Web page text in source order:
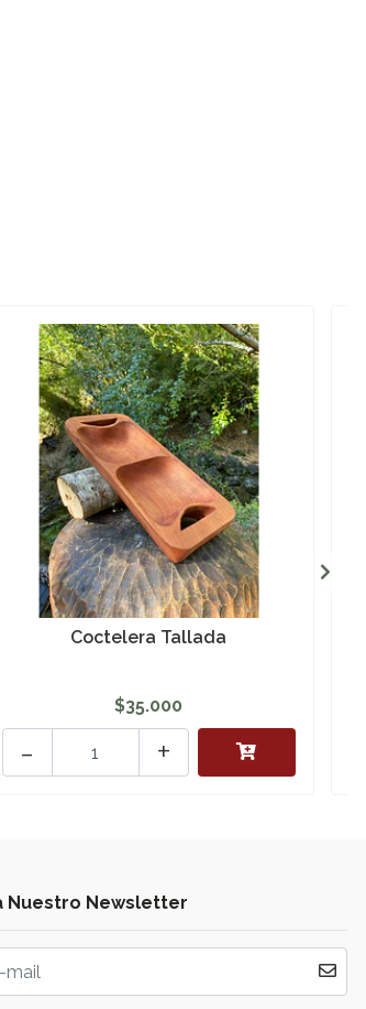
Coctelera Tallada
$35.000
+
-
Nuestro Newsletter